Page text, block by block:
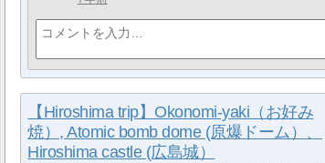
【Hiroshima trip】Okonomi-yaki（お好み
焼）, Atomic bomb dome (原爆ドーム）、
Hiroshima castle (広島城）